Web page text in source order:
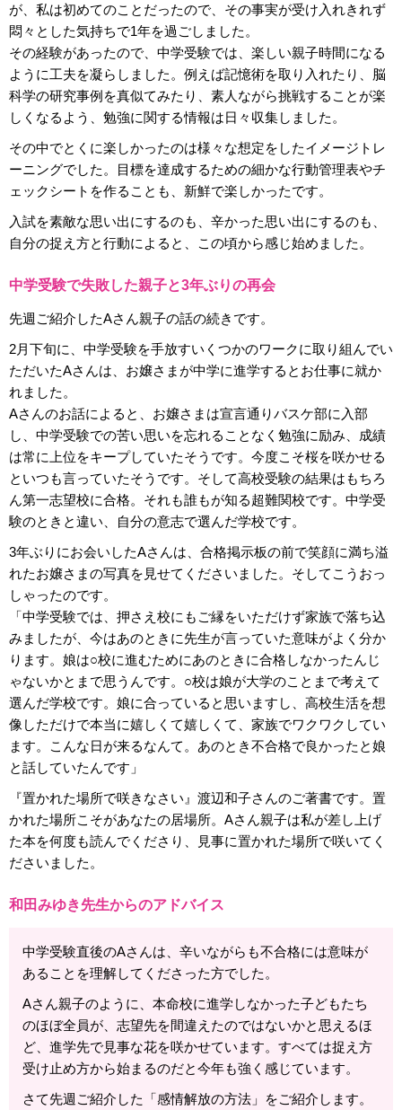
が、私は初めてのことだったので、その事実が受け入れきれず
悶々とした気持ちで1年を過ごしました。
その経験があったので、中学受験では、楽しい親子時間になる
ように工夫を凝らしました。例えば記憶術を取り入れたり、脳
科学の研究事例を真似てみたり、素人ながら挑戦することが楽
しくなるよう、勉強に関する情報は日々収集しました。
その中でとくに楽しかったのは様々な想定をしたイメージトレ
ーニングでした。目標を達成するための細かな行動管理表やチ
ェックシートを作ることも、新鮮で楽しかったです。
入試を素敵な思い出にするのも、辛かった思い出にするのも、
自分の捉え方と行動によると、この頃から感じ始めました。
中学受験で失敗した親子と3年ぶりの再会
先週ご紹介したAさん親子の話の続きです。
2月下旬に、中学受験を手放すいくつかのワークに取り組んでい
ただいたAさんは、お嬢さまが中学に進学するとお仕事に就か
れました。
Aさんのお話によると、お嬢さまは宣言通りバスケ部に入部
し、中学受験での苦い思いを忘れることなく勉強に励み、成績
は常に上位をキープしていたそうです。今度こそ桜を咲かせる
といつも言っていたそうです。そして高校受験の結果はもちろ
ん第一志望校に合格。それも誰もが知る超難関校です。中学受
験のときと違い、自分の意志で選んだ学校です。
3年ぶりにお会いしたAさんは、合格掲示板の前で笑顔に満ち溢
れたお嬢さまの写真を見せてくださいました。そしてこうおっ
しゃったのです。
「中学受験では、押さえ校にもご縁をいただけず家族で落ち込
みましたが、今はあのときに先生が言っていた意味がよく分か
ります。娘は○校に進むためにあのときに合格しなかったんじ
ゃないかとまで思うんです。○校は娘が大学のことまで考えて
選んだ学校です。娘に合っていると思いますし、高校生活を想
像しただけで本当に嬉しくて嬉しくて、家族でワクワクしてい
ます。こんな日が来るなんて。あのとき不合格で良かったと娘
と話していたんです」
『置かれた場所で咲きなさい』渡辺和子さんのご著書です。置
かれた場所こそがあなたの居場所。Aさん親子は私が差し上げ
た本を何度も読んでくださり、見事に置かれた場所で咲いてく
ださいました。
和田みゆき先生からのアドバイス
中学受験直後のAさんは、辛いながらも不合格には意味が
あることを理解してくださった方でした。
Aさん親子のように、本命校に進学しなかった子どもたち
のほぼ全員が、志望先を間違えたのではないかと思えるほ
ど、進学先で見事な花を咲かせています。すべては捉え方
受け止め方から始まるのだと今年も強く感じています。
さて先週ご紹介した「感情解放の方法」をご紹介します。